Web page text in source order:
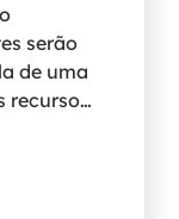
serão
de uma
recursos